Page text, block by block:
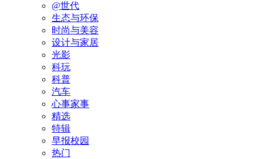
@世代
生态与环保
时尚与美容
设计与家居
光影
科玩
科普
汽车
心事家事
精选
特辑
早报校园
热门